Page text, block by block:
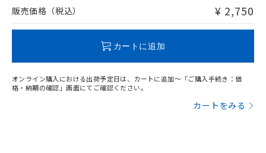
問い合わせください。
販売価格（税込） ¥ 2,750
カートに追加
オンライン購入における出荷予定日は、カートに追加～「ご購入手続き：価
格・納期の確認」画面にてご確認ください。
カートをみる